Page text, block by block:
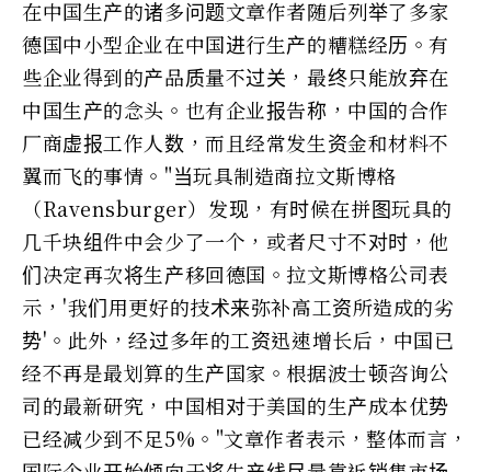
在中国生产的诸多问题文章作者随后列举了多家
德国中小型企业在中国进行生产的糟糕经历。有
些企业得到的产品质量不过关，最终只能放弃在
中国生产的念头。也有企业报告称，中国的合作
厂商虚报工作人数，而且经常发生资金和材料不
翼而飞的事情。"当玩具制造商拉文斯博格
（Ravensburger）发现，有时候在拼图玩具的
几千块组件中会少了一个，或者尺寸不对时，他
们决定再次将生产移回德国。拉文斯博格公司表
示，'我们用更好的技术来弥补高工资所造成的劣
势'。此外，经过多年的工资迅速增长后，中国已
经不再是最划算的生产国家。根据波士顿咨询公
司的最新研究，中国相对于美国的生产成本优势
已经减少到不足5%。"文章作者表示，整体而言，